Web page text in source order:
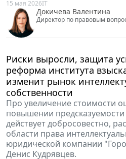
"Шведский стол" для
бесплатное питание